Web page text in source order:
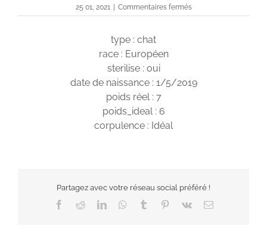
25 01, 2021 Commentaires ferméssur
Scooby
type : chat
race : Européen
sterilise : oui
date de naissance : 1/5/2019
poids réel : 7
poids_ideal : 6
corpulence : Idéal
Partagez avec votre réseau social préféré !
Facebook
RedditLinkedInWhatsApp
Tumblr Pinterest
Vk Email